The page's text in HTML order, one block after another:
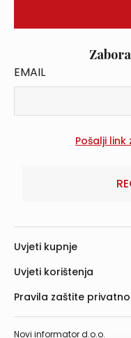
EMAIL
Novi informator d.o.o.
Uvjeti kupnje
Uvjeti korištenja
Pravila zaštite